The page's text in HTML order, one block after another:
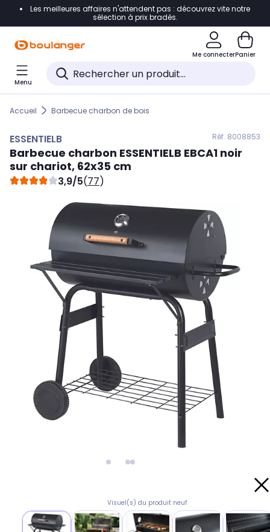
Accéder directement à la navigation
Accéder directement au pied de page
Accéder directement au chatbot
Les meilleures affaires n'attendent pas : découvrez vite notre
sélection à prix bradés.
Me connecterPanier
Menu
Accueil Barbecue charbon de bois
ESSENTIELB Réf. 8008853
Barbecue charbon ESSENTIELB EBCA1 noir
sur chariot, 62x35 cm
3,9/5(77)
Visuel(s) du produit neuf